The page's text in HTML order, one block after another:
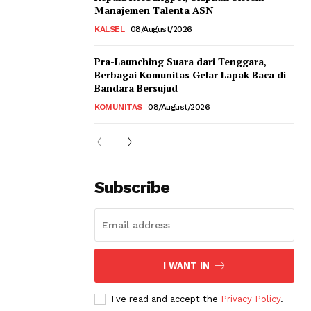
Manajemen Talenta ASN
KALSEL 08/August/2026
Pra-Launching Suara dari Tenggara,
Berbagai Komunitas Gelar Lapak Baca di
Bandara Bersujud
KOMUNITAS 08/August/2026
Subscribe
I WANT IN
I've read and accept the Privacy Policy.